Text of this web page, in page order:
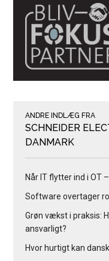
ANDRE INDLÆG FRA
SCHNEIDER
DANMARK
Når IT flytter ind i OT
Software overtager
Grøn vækst i praksis:
ansvarligt?
Hvor hurtigt kan